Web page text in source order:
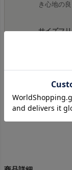
き心地の良
サイズフ
サイズは
っており
プレゼン
も穿ける